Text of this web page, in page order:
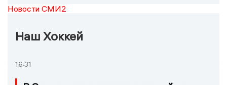
Новости СМИ2
Наш Хоккей
16:31